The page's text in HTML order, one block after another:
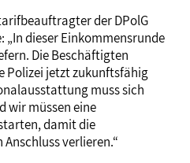
der DPolG
„In dieser Einkommensrunde
Die Beschäftigten
Polizei jetzt zukunftsfähig
muss sich
wir müssen eine
damit die
verlieren.“